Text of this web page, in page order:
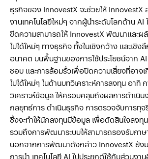
ธุรกิจของ InnovestX จะช่วยให้ InnovestX
งานเทคโนโลยีใหม่ๆ จากผู้นำระดับโลกด้าน
ขีดความสามารถให้ InnovestX พัฒนาและผ
ไปได้ใหม่ๆ ทางธุรกิจ ทั้งในเชิงกว้าง และเชิง
อนาคต บนพื้นฐานของการใช้ประโยชน์จาก
ชอบ และการล้อมรั้วเพื่อปิดความเสี่ยงที่อาจ
ไปได้ใหม่ๆ ในด้านบทวิเคราะห์การลงทุน อาทิ
วิเคราะห์ข้อมูล ให้ครอบคลุมถึงผลการดำเนิน
กลยุทธ์การ ดำเนินธุรกิจ การตรวจจับการทุ
ซึ่งจะทำให้นักลงทุนมีข้อมูล เพื่อตัดสินใจลงทุ
รวมถึงการพัฒนาระบบให้สามารถรองรับภาษ
นอกจากการพัฒนาดังกล่าว InnovestX ยังม
การนำ เทคโนโลยี AI ไปประยุกต์ใช้กับส่วนง